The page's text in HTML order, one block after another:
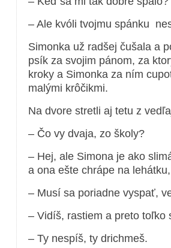
– Ale kvóli tvojmu spánku
Simonka už radšej čušala a
psík za svojim pánom, za
kroky a Simonka za ním
malými krôčikmi.
Na dvore stretli aj tetu z
– Čo vy dvaja, zo školy?
– Hej, ale Simona je ako
a ona ešte chrápe na
– Musí sa poriadne vyspať,
– Vidíš, rastiem a preto toľko
– Ty nespíš, ty drichmeš.